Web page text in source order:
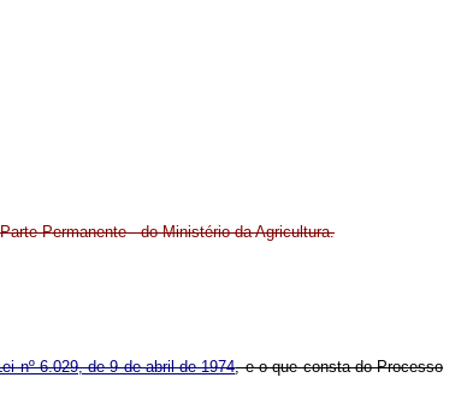
Permanente - do Ministério da Agricultura.
nº 6.029, de 9 de abril de 1974, e o que consta do Processo